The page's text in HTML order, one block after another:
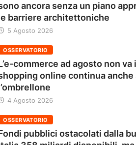
ancora senza un piano
barriere architettoniche
5 Agosto 2026
OSSERVATORIO
commerce ad agosto non va
online continua
4 Agosto 2026
OSSERVATORIO
pubblici ostacolati dalla